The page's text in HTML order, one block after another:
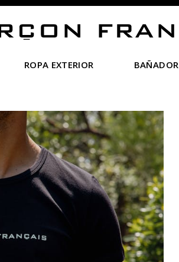
ROPA EXTERIOR BAÑADOR